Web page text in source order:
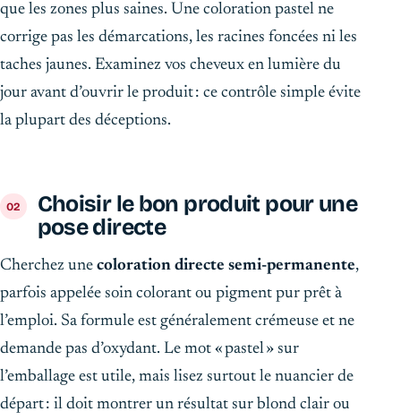
que les zones plus saines. Une coloration pastel ne
corrige pas les démarcations, les racines foncées ni les
taches jaunes. Examinez vos cheveux en lumière du
jour avant d’ouvrir le produit : ce contrôle simple évite
la plupart des déceptions.
Choisir le bon produit pour une
pose directe
Cherchez une coloration directe semi-permanente,
parfois appelée soin colorant ou pigment pur prêt à
l’emploi. Sa formule est généralement crémeuse et ne
demande pas d’oxydant. Le mot « pastel » sur
l’emballage est utile, mais lisez surtout le nuancier de
départ : il doit montrer un résultat sur blond clair ou